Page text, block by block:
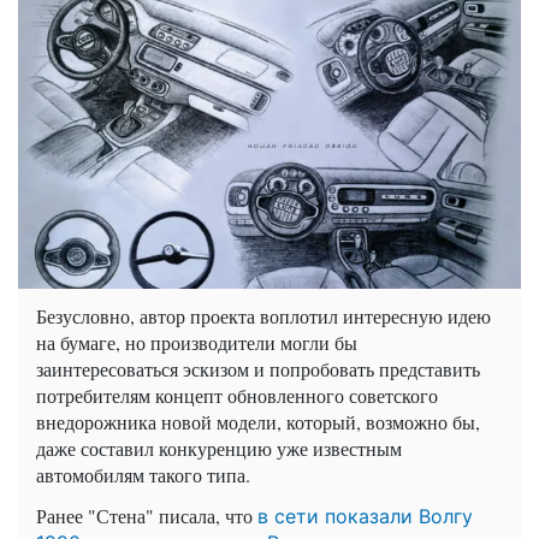
Безусловно, автор проекта воплотил интересную идею
на бумаге, но производители могли бы
заинтересоваться эскизом и попробовать представить
потребителям концепт обновленного советского
внедорожника новой модели, который, возможно бы,
даже составил конкуренцию уже известным
автомобилям такого типа.
Ранее "Стена" писала, что в сети показали Волгу